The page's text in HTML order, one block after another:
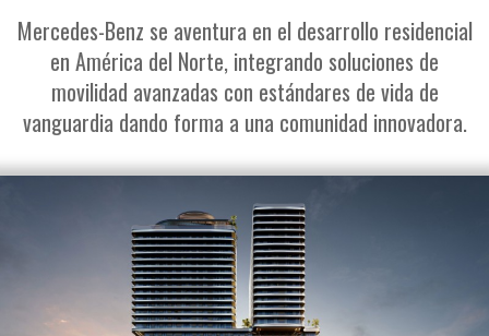
Mercedes-Benz se aventura en el desarrollo residencial
en América del Norte, integrando soluciones de
movilidad avanzadas con estándares de vida de
vanguardia dando forma a una comunidad innovadora.